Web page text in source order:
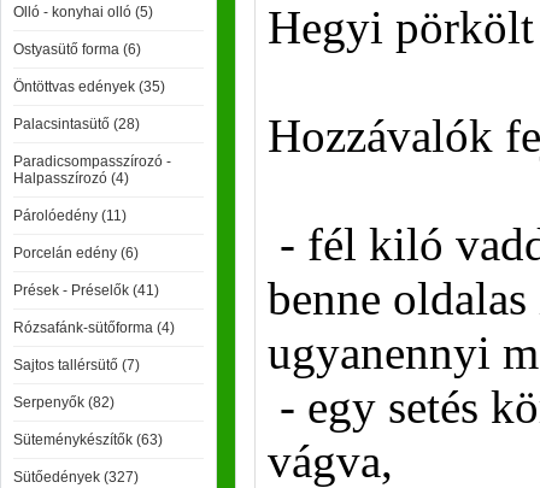
Olló - konyhai olló (5)
Ostyasütő forma (6)
Öntöttvas edények (35)
Palacsintasütő (28)
Paradicsompasszírozó -
Halpasszírozó (4)
Párolóedény (11)
Porcelán edény (6)
Prések - Préselők (41)
Rózsafánk-sütőforma (4)
Sajtos tallérsütő (7)
Serpenyők (82)
Süteménykészítők (63)
Sütőedények (327)
Hegyi pörkölt
Hozzávalók
- fél kiló
benne
ugyanennyi
- egy setés
vágva,